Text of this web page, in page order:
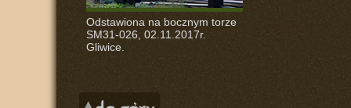
Odstawiona na bocznym torze
SM31-026, 02.11.2017r.
Gliwice.